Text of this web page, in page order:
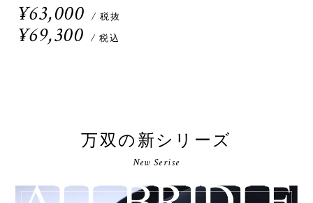
¥63,000 / 税抜
¥69,300 / 税込
万双の新シリーズ
New Serise